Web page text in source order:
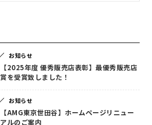
お知らせ
【2025年度 優秀販売店表彰】最優秀販売店
賞を受賞致しました！
お知らせ
【AMG東京世田谷】ホームページリニュー
アルのご案内